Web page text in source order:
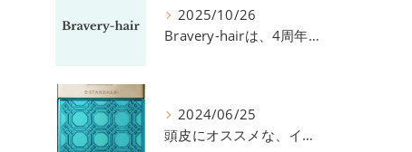
2025/10/26
Bravery-hairは、4周年を迎えました！
2024/06/25
頭皮にオススメな、イイスタンダードのスカルプ系シャンプー＆トリートメントです！